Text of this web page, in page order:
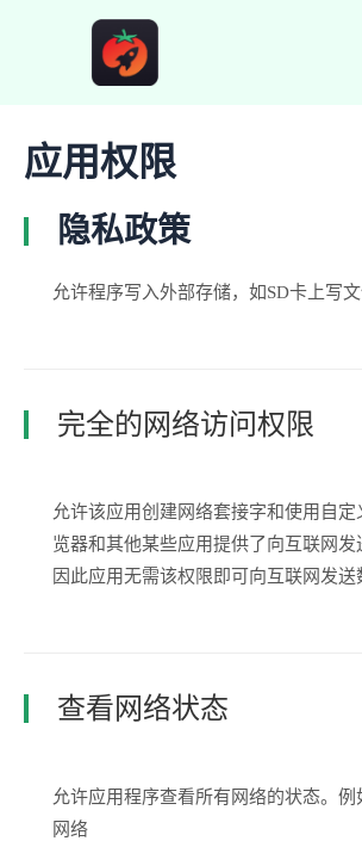
应用权限
隐私政策
允许程序写入外部存储，如SD卡上写
完全的网络访问权限
允许该应用创建网络套接字和使用自定
览器和其他某些应用提供了向互联网发
因此应用无需该权限即可向互联网发送
查看网络状态
允许应用程序查看所有网络的状态。例
网络